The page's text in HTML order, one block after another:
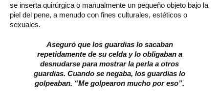
se inserta quirúrgica o manualmente un pequeño objeto bajo la
piel del pene, a menudo con fines culturales, estéticos o
sexuales.
Aseguró que los guardias lo sacaban
repetidamente de su celda y lo obligaban a
desnudarse para mostrar la perla a otros
guardias. Cuando se negaba, los guardias lo
golpeaban. “Me golpearon mucho por eso”.